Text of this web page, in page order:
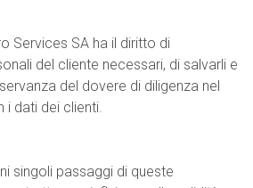
Services SA ha il diritto di
del cliente necessari, di salvarli e
del dovere di diligenza nel
dati dei clienti.
singoli passaggi di queste